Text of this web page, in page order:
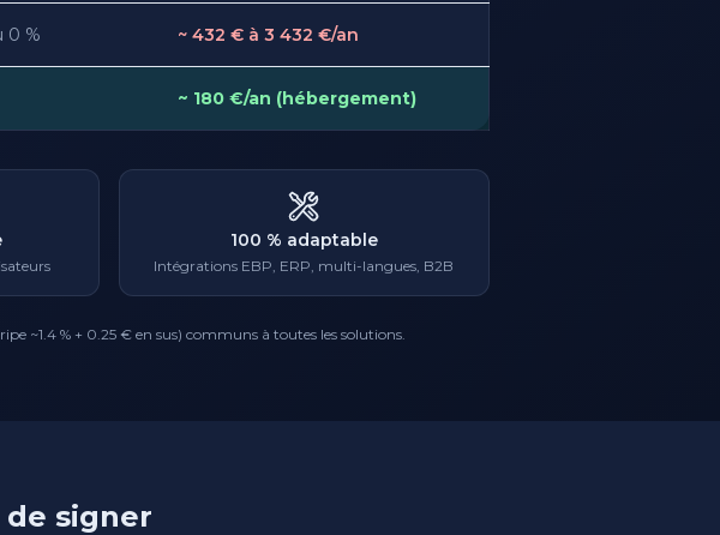
0 % ~ 432 € à 3 432 €/an
~ 180 €/an (hébergement)
100 % adaptable
Intégrations EBP, ERP, multi-langues, B2B
~1.4 % + 0.25 € en sus) communs à toutes les solutions.
de signer